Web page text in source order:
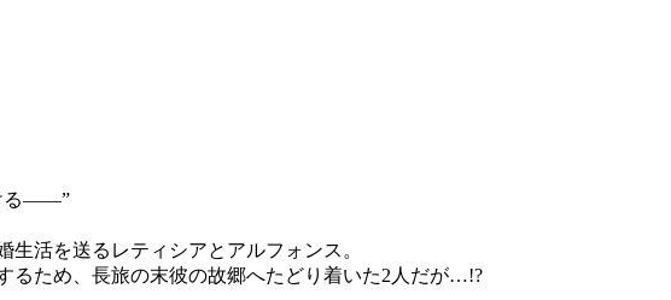
る――”
活を送るレティシアとアルフォンス。
るため、長旅の末彼の故郷へたどり着いた2人だが…!?